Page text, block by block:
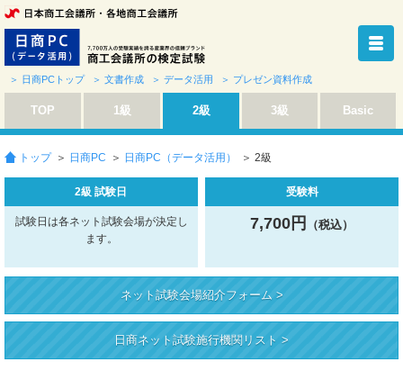
＞ 日商PCトップ ＞ 文書作成 ＞ データ活用 ＞ プレゼン資料作成
TOP 1級 2級 3級 Basic
トップ ＞ 日商PC ＞ 日商PC（データ活用） ＞ 2級
2級 試験日
試験日は各ネット試験会場が決定し
ます。
受験料
7,700円 （税込）
ネット試験会場紹介フォーム >
日商ネット試験施行機関リスト >